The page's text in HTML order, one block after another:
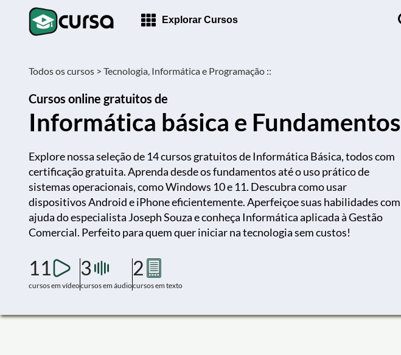
Explorar Cursos
Todos os cursos > Tecnologia, Informática e Programação ::
Cursos online gratuitos de
Informática básica e Fundamentos
Explore nossa seleção de 14 cursos gratuitos de Informática Básica, todos com
certificação gratuita. Aprenda desde os fundamentos até o uso prático de
sistemas operacionais, como Windows 10 e 11. Descubra como usar
dispositivos Android e iPhone eficientemente. Aperfeiçoe suas habilidades com
ajuda do especialista Joseph Souza e conheça Informática aplicada à Gestão
Comercial. Perfeito para quem quer iniciar na tecnologia sem custos!
11
cursos em vídeo
3
cursos em áudio
2
cursos em texto